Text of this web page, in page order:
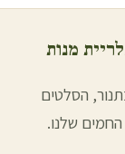
מנות
הסלטים
החמים שלנו.